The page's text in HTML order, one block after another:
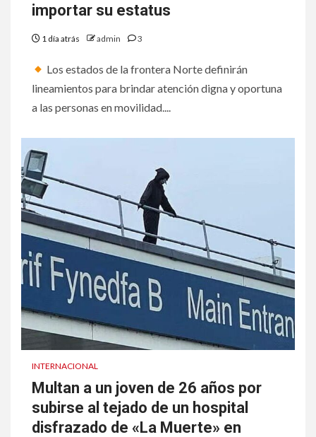
importar su estatus
1 día atrás admin 3
Los estados de la frontera Norte definirán
lineamientos para brindar atención digna y oportuna
a las personas en movilidad....
INTERNACIONAL
Multan a un joven de 26 años por
subirse al tejado de un hospital
disfrazado de «La Muerte» en